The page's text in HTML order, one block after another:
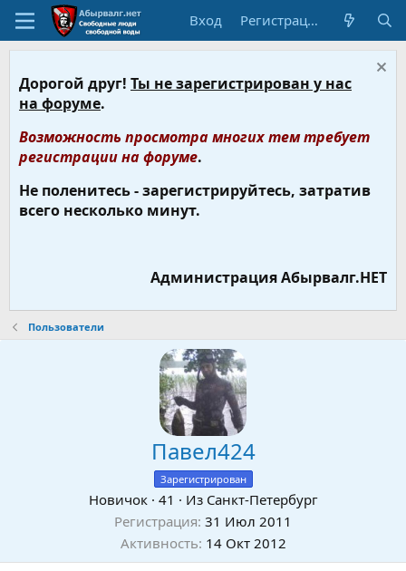
Вход Регистрация
Дорогой друг! Ты не зарегистрирован у нас
на форуме.
Возможность просмотра многих тем требует
регистрации на форуме.
Не поленитесь - зарегистрируйтесь, затратив
всего несколько минут.
Администрация Абырвалг.НЕТ
Пользователи
Павел424
Зарегистрирован
Новичок · 41 · Из Санкт-Петербург
Регистрация 31 Июл 2011
Активность 14 Окт 2012